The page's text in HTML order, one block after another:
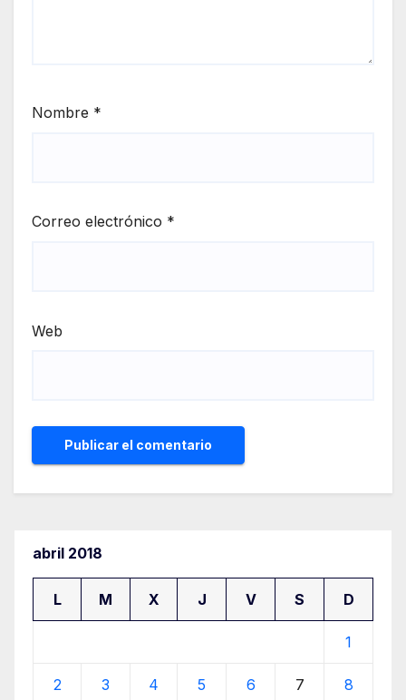
Nombre *
Correo electrónico *
Web
abril 2018
L M X J V S D
1
2 3 4 5 6 7 8